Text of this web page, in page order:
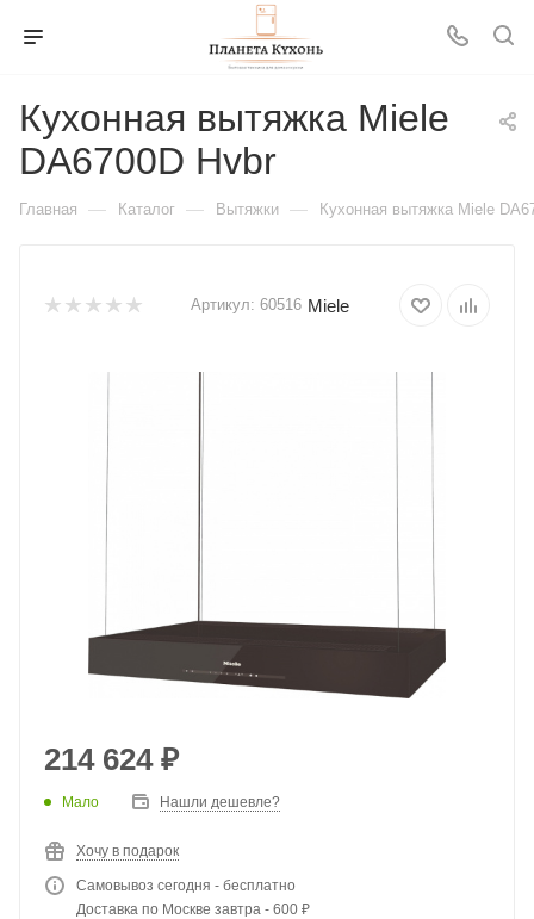
Кухонная вытяжка Miele
DA6700D Hvbr
Главная — Каталог — Вытяжки — Кухонная вытяжка Miele
Артикул: 60516 Miele
214 624₽
Мало Нашли дешевле?
Хочу в подарок
Самовывоз сегодня - бесплатно
Доставка по Москве завтра - 600 ₽